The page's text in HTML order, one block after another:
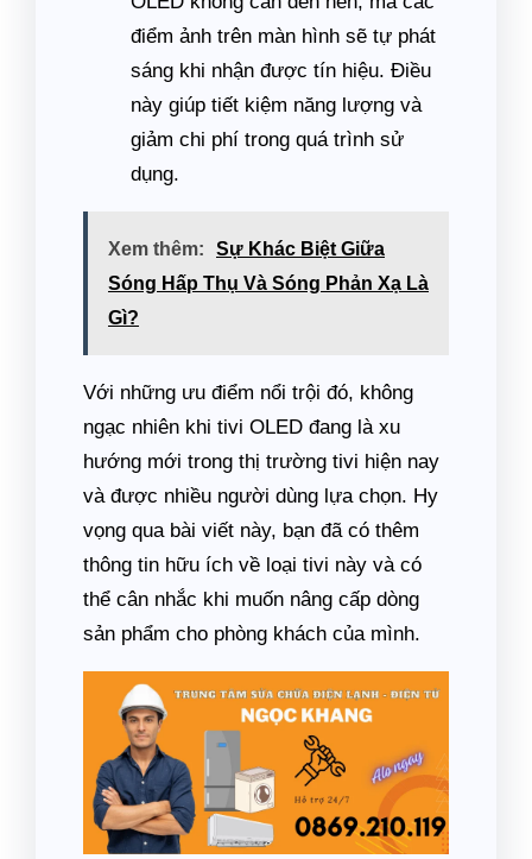
điểm ảnh trên màn hình sẽ tự phát
sáng khi nhận được tín hiệu. Điều
này giúp tiết kiệm năng lượng và
giảm chi phí trong quá trình sử
dụng.
Xem thêm:
Sự Khác Biệt Giữa
Sóng Hấp Thụ Và Sóng Phản Xạ Là
Gì?
Với những ưu điểm nổi trội đó, không
ngạc nhiên khi tivi OLED đang là xu
hướng mới trong thị trường tivi hiện nay
và được nhiều người dùng lựa chọn. Hy
vọng qua bài viết này, bạn đã có thêm
thông tin hữu ích về loại tivi này và có
thể cân nhắc khi muốn nâng cấp dòng
sản phẩm cho phòng khách của mình.